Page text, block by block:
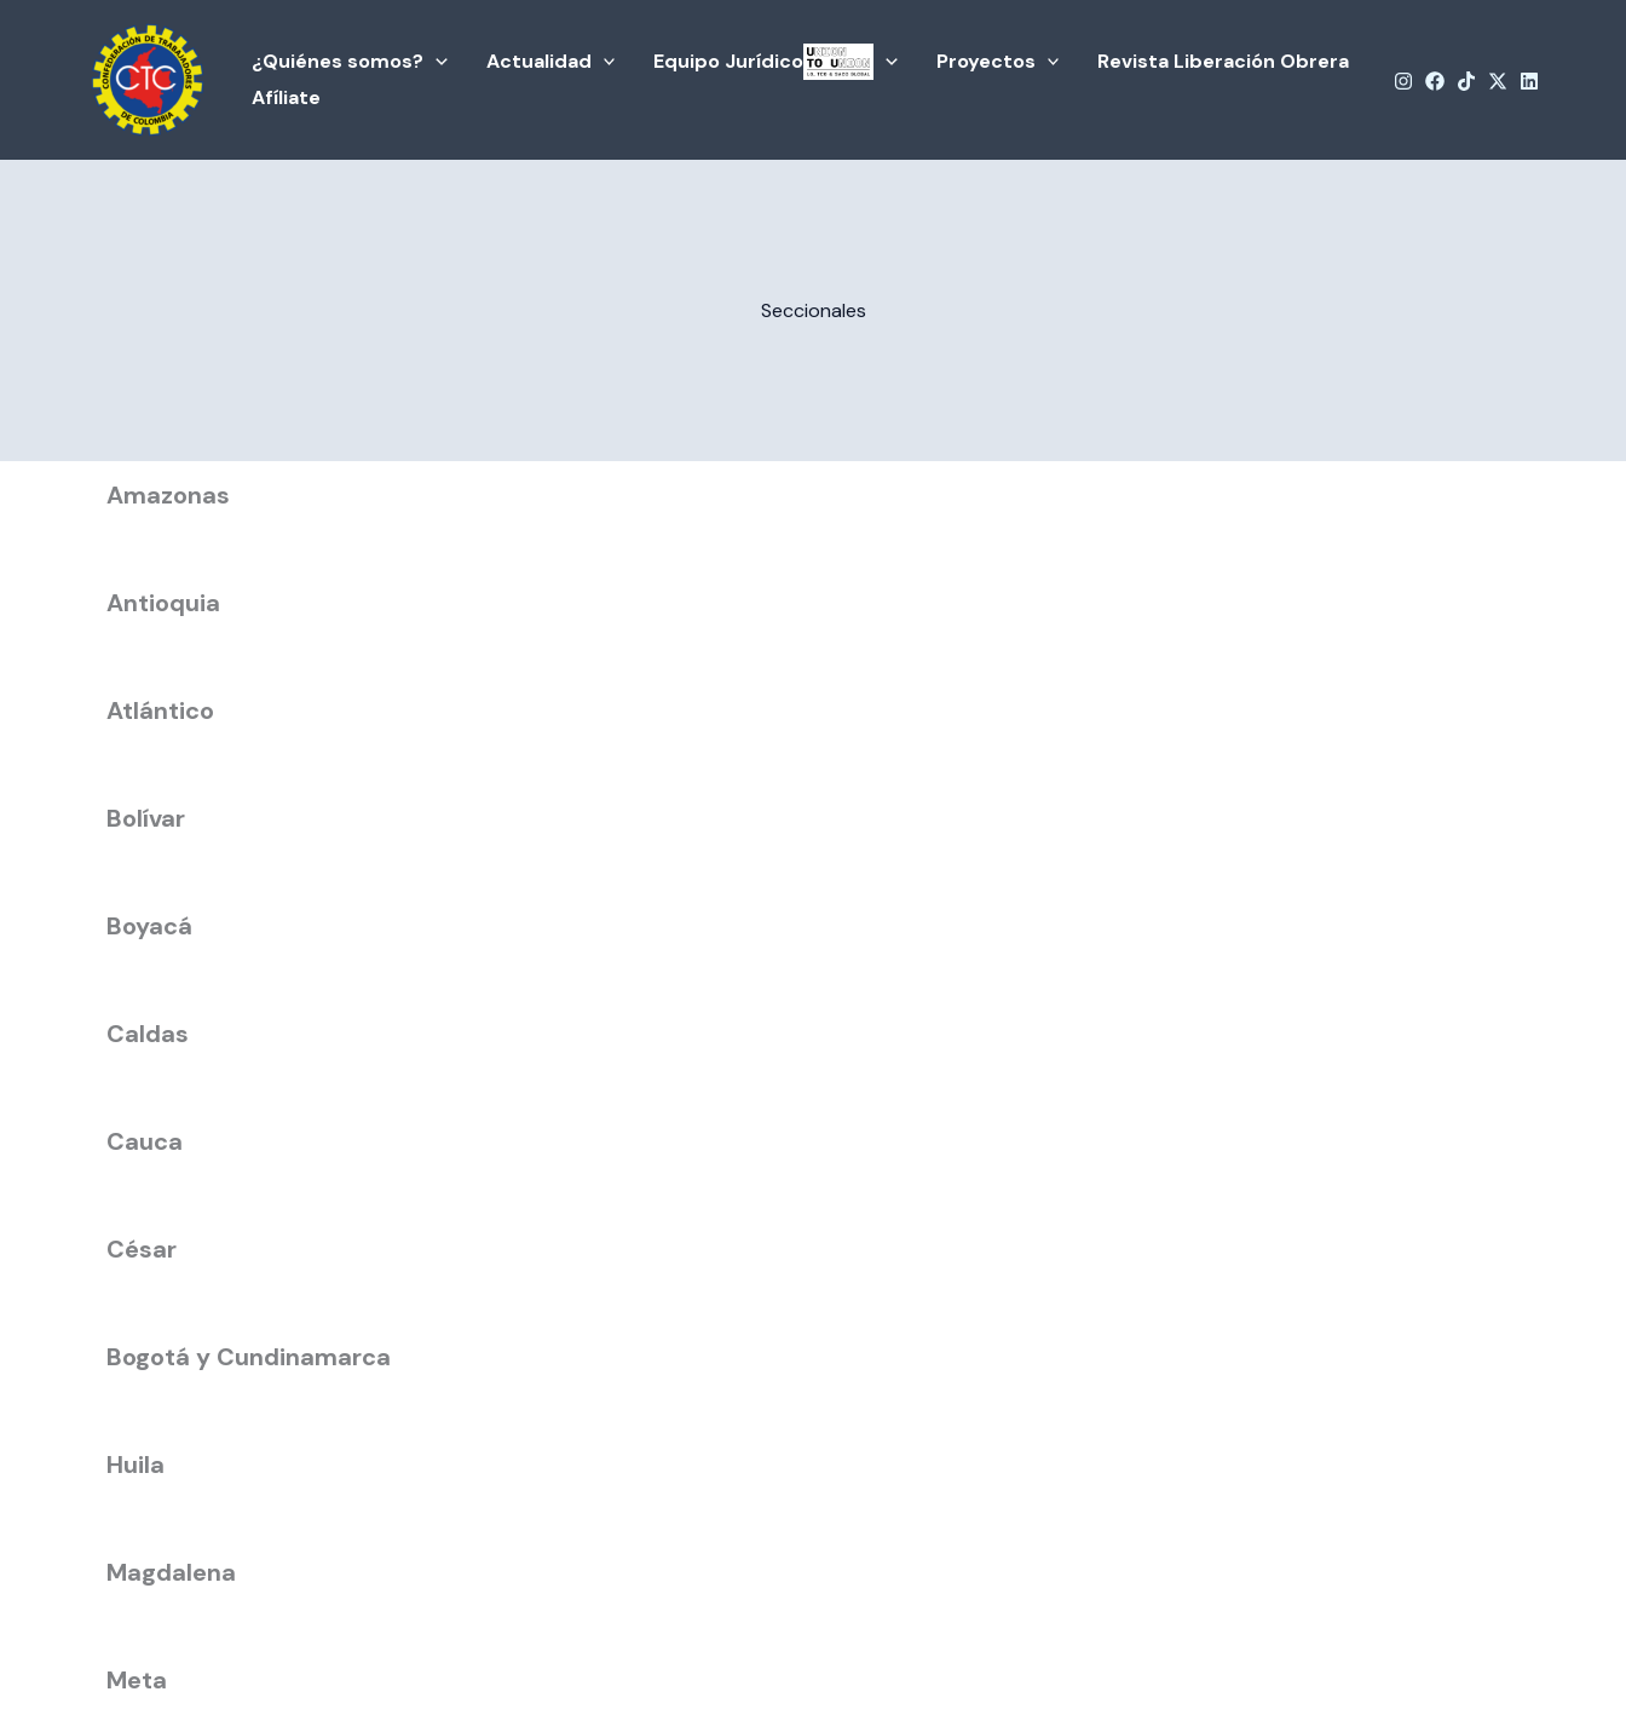
¿Quiénes somos? Actualidad Equipo Jurídico Proyectos
Revista Liberación Obrera
Afíliate
Seccionales
Amazonas
Antioquia
Atlántico
Bolívar
Boyacá
Caldas
Cauca
César
Bogotá y Cundinamarca
Huila
Magdalena
Meta